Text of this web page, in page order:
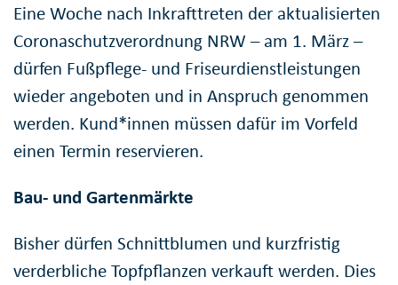
Eine Woche nach Inkrafttreten der aktualisierten
Coronaschutzverordnung NRW – am 1. März –
dürfen Fußpflege- und Friseurdienstleistungen
wieder angeboten und in Anspruch genommen
werden. Kund*innen müssen dafür im Vorfeld
einen Termin reservieren.
Bau- und Gartenmärkte
Bisher dürfen Schnittblumen und kurzfristig
verderbliche Topfpflanzen verkauft werden. Dies